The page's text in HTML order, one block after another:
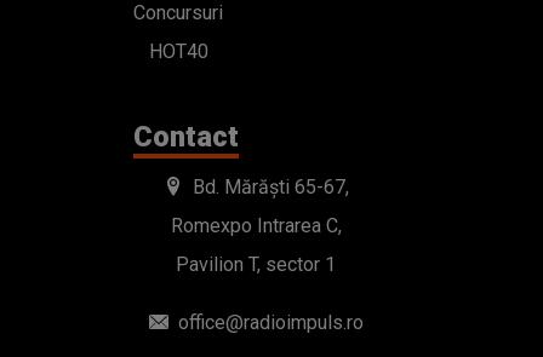
Concursuri
HOT40
Contact
Bd. Mărăști 65-67,
Romexpo Intrarea C,
Pavilion T, sector 1
office@radioimpuls.ro